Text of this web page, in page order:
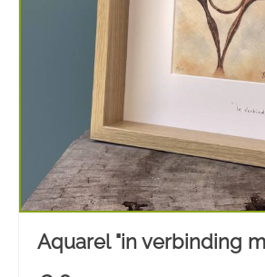
Aquarel "in verbinding